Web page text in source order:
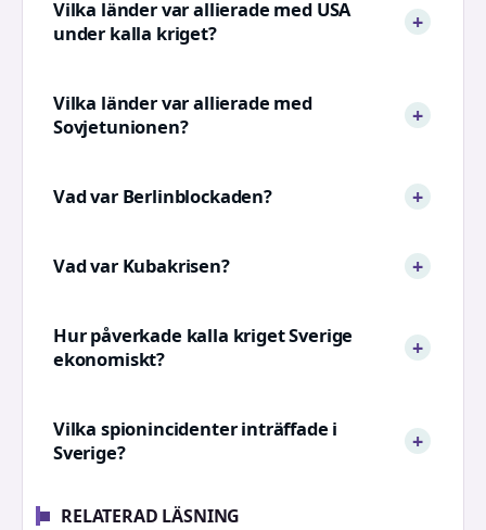
Vilka länder var allierade med USA
under kalla kriget?
Vilka länder var allierade med
Sovjetunionen?
Vad var Berlinblockaden?
Vad var Kubakrisen?
Hur påverkade kalla kriget Sverige
ekonomiskt?
Vilka spionincidenter inträffade i
Sverige?
RELATERAD LÄSNING